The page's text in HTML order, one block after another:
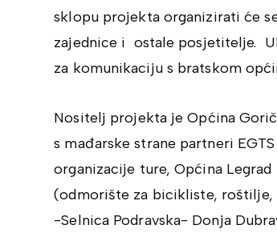
sklopu projekta organizirati će
zajednice i ostale posjetitelje.
za komunikaciju s bratskom
Nositelj projekta je Općina
s mađarske strane partneri
organizacije ture, Općina
(odmorište za bicikliste, roštilje,
-Selnica Podravska- Donja